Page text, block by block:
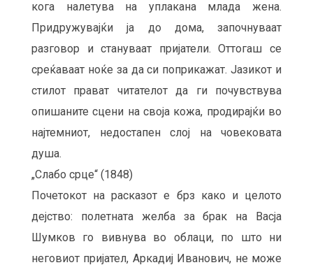
кога налетува на уплакана млада жена.
Придружувајќи ја до дома, започнуваат
разговор и стануваат пријатели. Оттогаш се
среќаваат ноќе за да си поприкажат. Јазикот и
стилот прават читателот да ги почувствува
опишаните сцени на своја кожа, продирајќи во
најтемниот, недостапен слој на човековата
душа.
„Слабо срце“ (1848)
Почетокот на расказот е брз како и целото
дејство: полетната желба за брак на Васја
Шумков го вивнува во облаци, по што ни
неговиот пријател, Аркадиј Иванович, не може